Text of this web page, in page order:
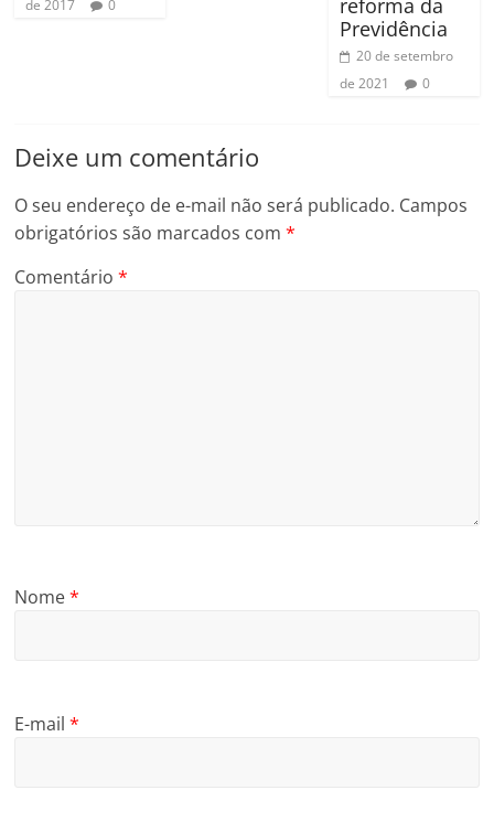
de 2017
0
reforma da
Previdência
20 de setembro
de 2021
0
Deixe um comentário
O seu endereço de e-mail não será publicado. Campos
obrigatórios são marcados com*
Comentário*
Nome*
E-mail*